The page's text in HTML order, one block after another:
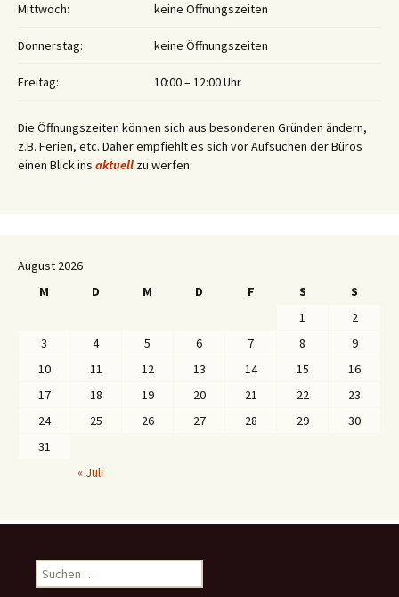
Mittwoch: keine Öffnungszeiten
Donnerstag: keine Öffnungszeiten
Freitag: 10:00 – 12:00 Uhr
Die Öffnungszeiten können sich aus besonderen Gründen ändern,
z.B. Ferien, etc. Daher empfiehlt es sich vor Aufsuchen der Büros
einen Blick ins aktuell zu werfen.
August 2026
M
D M D F S
S
1
2
3
4 5 6 7 8
9
10
11 12 13 14 15
16
17
18 19 20 21 22
23
24
25 26 27 28 29
30
31
« Juli
u